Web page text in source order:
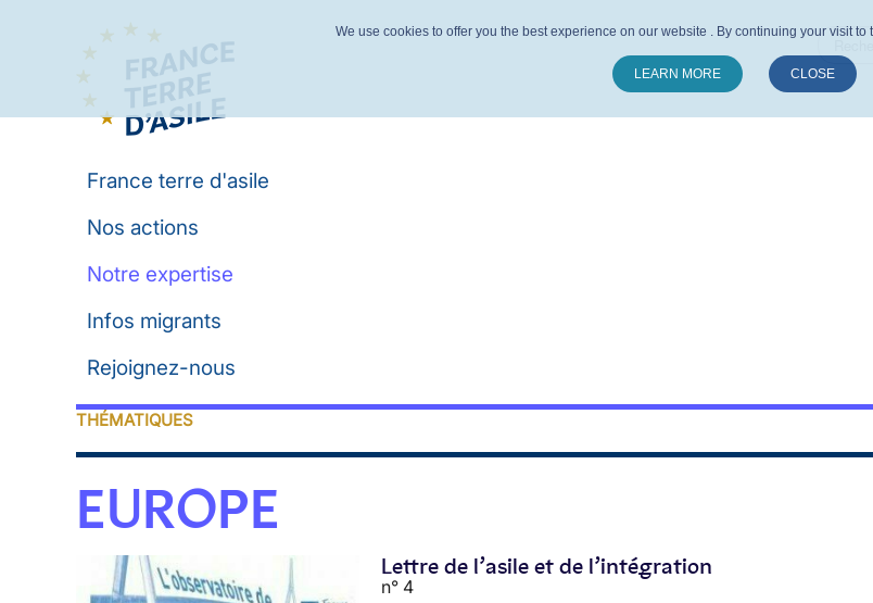
France terre d'asile
Nos actions
Notre expertise
Infos migrants
Rejoignez-nous
THÉMATIQUES
EUROPE
Lettre de l’asile et de l’intégration
n° 4
We use cookies to offer you the best experience on our website . By continuing your visit
LEARN MORE CLOSE